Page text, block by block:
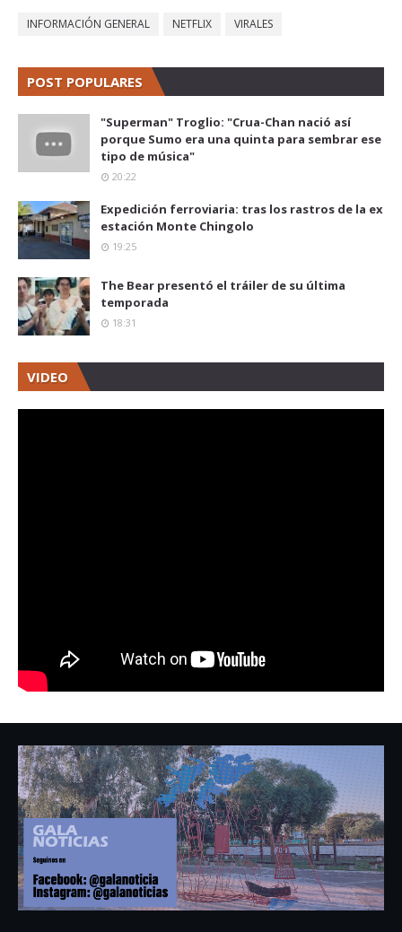
INFORMACIÓN GENERAL NETFLIX VIRALES
POST POPULARES
"Superman" Troglio: "Crua-Chan nació así
porque Sumo era una quinta para sembrar ese
tipo de música"
20:22
Expedición ferroviaria: tras los rastros de la ex
estación Monte Chingolo
19:25
The Bear presentó el tráiler de su última
temporada
18:31
VIDEO